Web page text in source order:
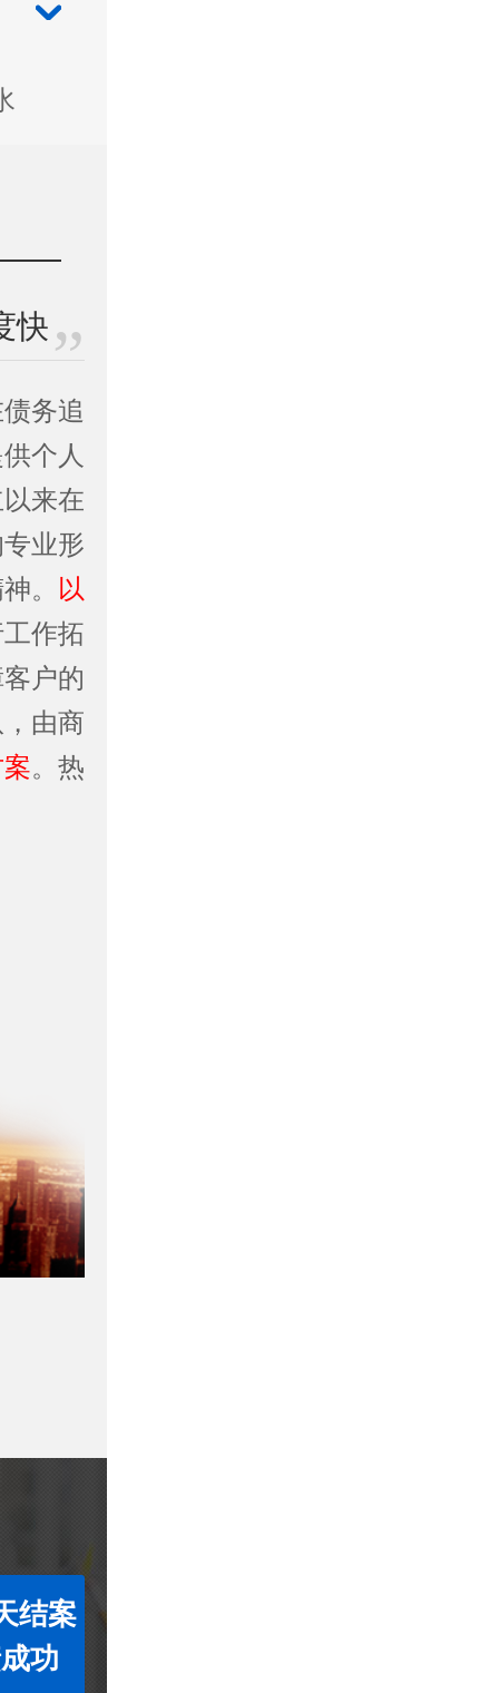
快
务追
个人
来在
业形
。
以
作拓
户的
由商
。热
结案
功